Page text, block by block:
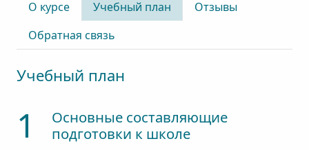
О курсе Учебный план
Отзывы
Обратная связь
Учебный план
1
Основные составляющие
подготовки к школе